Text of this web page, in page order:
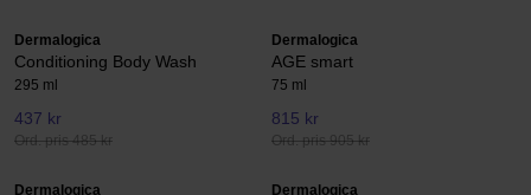
Dermalogica
Conditioning Body Wash
295 ml
437 kr
Ord. pris 485 kr
Dermalogica
AGE smart
75 ml
815 kr
Ord. pris 905 kr
Dermalogica Dermalogica